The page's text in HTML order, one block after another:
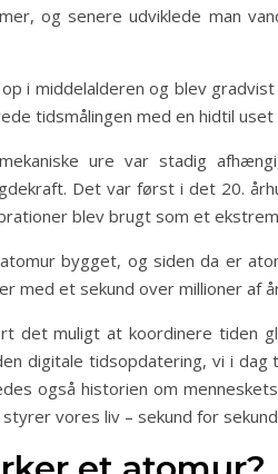
og senere udviklede man
i middelalderen og blev
tidsmålingen med en hidtil
ure var stadig
Det var først i det 20.
blev brugt som et
bygget, og siden da er
med et sekund over millioner af
det muligt at koordinere tiden
digitale tidsopdatering, vi i
også historien om
vores liv – sekund for